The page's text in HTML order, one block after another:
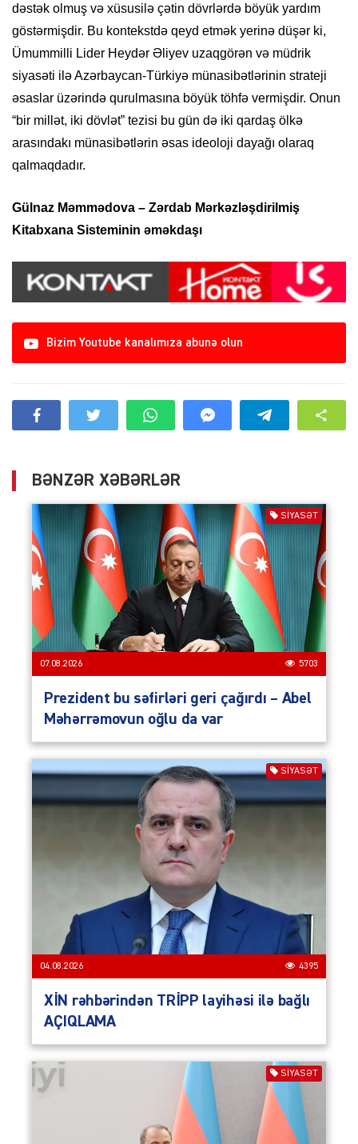
dəstək olmuş və xüsusilə çətin dövrlərdə böyük yardım
göstərmişdir. Bu kontekstdə qeyd etmək yerinə düşər ki,
Ümummilli Lider Heydər Əliyev uzaqgörən və müdrik
siyasəti ilə Azərbaycan-Türkiyə münasibətlərinin strateji
əsaslar üzərində qurulmasına böyük töhfə vermişdir. Onun
“bir millət, iki dövlət” tezisi bu gün də iki qardaş ölkə
arasındakı münasibətlərin əsas ideoloji dayağı olaraq
qalmaqdadır.
Gülnaz Məmmədova – Zərdab Mərkəzləşdirilmiş
Kitabxana Sisteminin əməkdaşı
Bizim Youtube kanalımıza abunə olun
BƏNZƏR XƏBƏRLƏR
SIYASƏT
07.08.2026 5703
Prezident bu səfirləri geri çağırdı – Abel
Məhərrəmovun oğlu da var
SIYASƏT
04.08.2026 4395
XİN rəhbərindən TRİPP layihəsi ilə bağlı
AÇIQLAMA
SIYASƏT